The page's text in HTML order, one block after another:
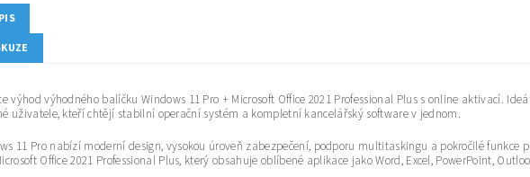
výhod výhodného balíčku Windows 11 Pro + Microsoft Office 2021 Professional Plus s online aktivací.
uživatele, kteří chtějí stabilní operační systém a kompletní kancelářský software v jednom.
11 Pro nabízí moderní design, vysokou úroveň zabezpečení, podporu multitaskingu a pokročilé funkce
Office 2021 Professional Plus, který obsahuje oblíbené aplikace jako Word, Excel, PowerPoint,